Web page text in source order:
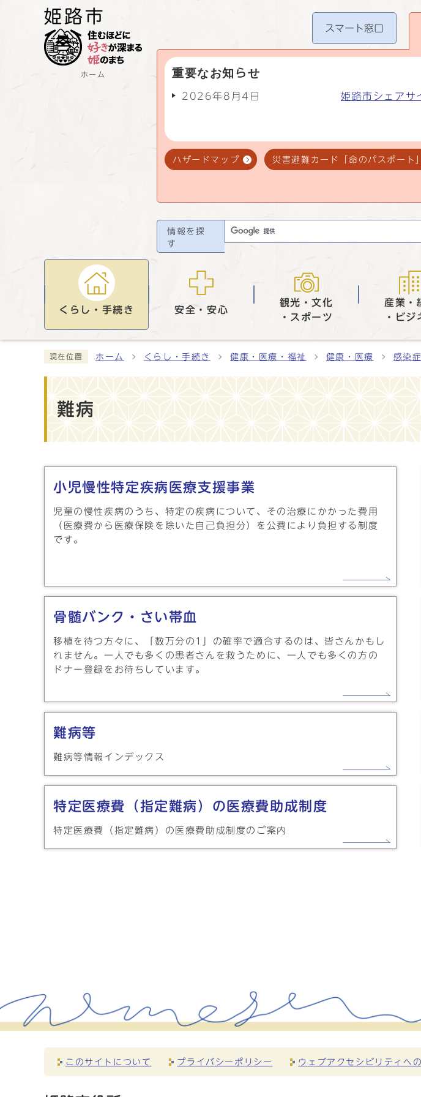
ホーム
スマート窓口
重要なお知らせ
2026年8月4日 姫路市シェアサ
ハザードマップ 災害避難カード「命のパスポート」
情報を探
す
くらし・手続き 安全・安心
観光・文化
・スポーツ
産業・
・ビジ
現在位置 ホーム くらし・手続き 健康・医療・福祉 健康・医療 感染
難病
小児慢性特定疾病医療支援事業
児童の慢性疾病のうち、特定の疾病について、その治療にかかった費用
（医療費から医療保険を除いた自己負担分）を公費により負担する制度
です。
骨髄バンク・さい帯血
移植を待つ方々に、「数万分の1」の確率で適合するのは、皆さんかもし
れません。一人でも多くの患者さんを救うために、一人でも多くの方の
ドナー登録をお待ちしています。
難病等
難病等情報インデックス
特定医療費（指定難病）の医療費助成制度
特定医療費（指定難病）の医療費助成制度のご案内
このサイトについて プライバシーポリシー ウェブアクセシビリティへ